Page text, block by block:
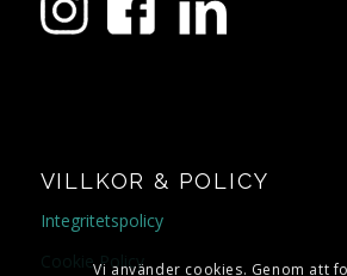
VILLKOR & POLICY
Integritetspolicy
Cookie Policy
Vi använder cookies. Genom att